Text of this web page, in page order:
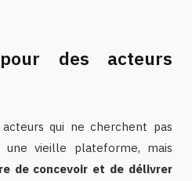
des acteurs
qui ne cherchent pas
vieille plateforme, mais
de concevoir et de délivrer